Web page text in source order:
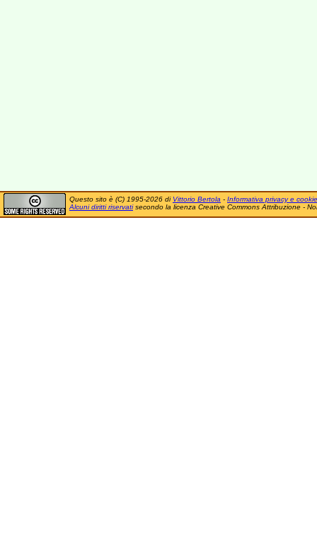
Questo sito è (C) 1995-2026 di Vittorio Bertola - Informativa privacy e cookie
Alcuni diritti riservatisecondo la licenza Creative Commons Attribuzione -